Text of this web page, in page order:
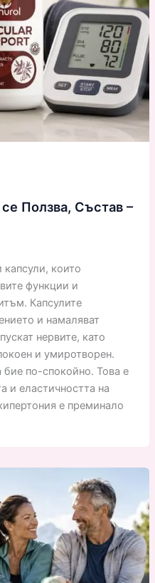
Ползва, Състав –
капсули, които
функции и
Капсулите
и намаляват
нервите, като
и умиротворен.
по-спокойно. Това е
и еластичността на
е преминало